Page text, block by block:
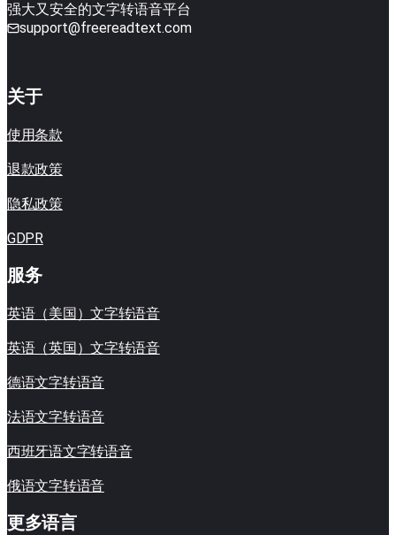
强大又安全的文字转语音平台
support@freereadtext.com
关于
使用条款
退款政策
隐私政策
GDPR
服务
英语（美国）文字转语音
英语（英国）文字转语音
德语文字转语音
法语文字转语音
西班牙语文字转语音
俄语文字转语音
更多语言